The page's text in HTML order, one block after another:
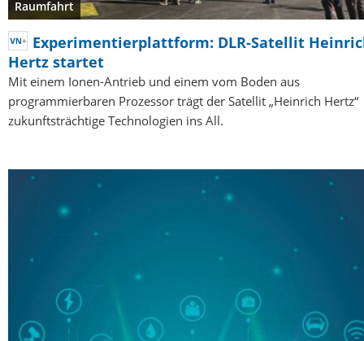
Raumfahrt
Experimentierplattform: DLR-Satellit
Hertz startet
Mit einem Ionen-Antrieb und einem vom Boden aus
programmierbaren Prozessor trägt der Satellit „Heinrich Hertz“
zukunftsträchtige Technologien ins All.